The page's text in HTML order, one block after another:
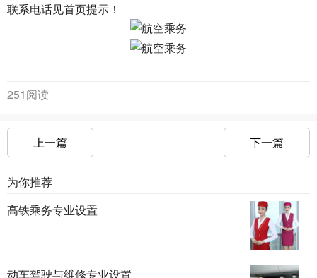
联系电话见首页提示！
251阅读
上一篇 下一篇
为你推荐
高铁乘务专业设置
动车驾驶与维修专业设置